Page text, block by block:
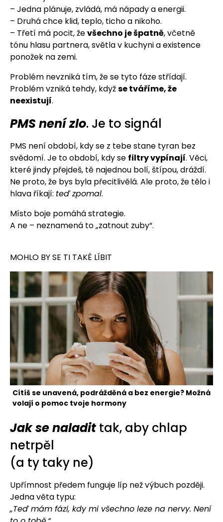
– Jedna plánuje, zvládá, má nápady a energii.
– Druhá chce klid, teplo, ticho a nikoho.
– Třetí má pocit, ževšechno je špatně, včetně
tónu hlasu partnera, světla v kuchyni a existence
ponožek na zemi.
Problém nevzniká tím, že se tyto fáze střídají.
Problém vzniká tehdy, kdyžse tváříme, že
neexistují.
PMS není zlo. Je to signál
PMS není období, kdy se z tebe stane tyran bez
svědomí. Je to období, kdy se filtry vypínají. Věci,
které jindy přejdeš, tě najednou bolí, štípou, dráždí.
Ne proto, že bys byla přecitlivělá. Ale proto, že tělo i
hlava říkají: teď zpomal.
Místo boje pomáhá strategie.
A ne – neznamená to „zatnout zuby“.
MOHLO BY SE TI TAKÉ LÍBIT
Cítíš se unavená, podrážděná a bez energie? Možná
volají o pomoc tvoje hormony
Jak se naladit tak, aby chlap
netrpěl
(a ty taky ne)
Upřímnost předem funguje líp než výbuch později.
Jedna věta typu:
„Teď mám fázi, kdy mi všechno leze na nervy. Není